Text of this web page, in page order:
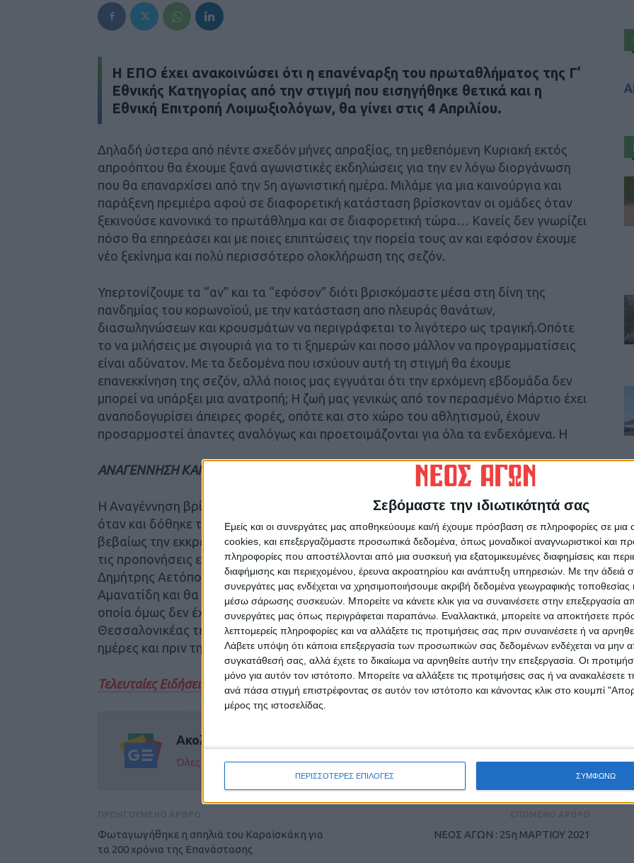
Σεβόμαστε την ιδιωτικότητά σας
Εμείς και οι συνεργάτες μας αποθηκεύουμε και/ή έχουμε πρόσβαση σε πληροφορίες σε
cookies, και επεξεργαζόμαστε προσωπικά δεδομένα, όπως μοναδικοί αναγνωριστικοί και
πληροφορίες που αποστέλλονται από μια συσκευή για εξατομικευμένες διαφημίσεις και
διαφήμισης και περιεχομένου, έρευνα ακροατηρίου και ανάπτυξη υπηρεσιών. Με την άδειά
συνεργάτες μας ενδέχεται να χρησιμοποιήσουμε ακριβή δεδομένα γεωγραφικής τοποθεσίας
μέσω σάρωσης συσκευών. Μπορείτε να κάνετε κλικ για να συναινέσετε στην επεξεργασία
συνεργάτες μας όπως περιγράφεται παραπάνω. Εναλλακτικά, μπορείτε να αποκτήσετε
λεπτομερείς πληροφορίες και να αλλάξετε τις προτιμήσεις σας πριν συναινέσετε ή να
Λάβετε υπόψη ότι κάποια επεξεργασία των προσωπικών σας δεδομένων ενδέχεται να μην
συγκατάθεσή σας, αλλά έχετε το δικαίωμα να αρνηθείτε αυτήν την επεξεργασία. Οι
μόνο για αυτόν τον ιστότοπο. Μπορείτε να αλλάξετε τις προτιμήσεις σας ή να ανακαλέσετε
ανά πάσα στιγμή επιστρέφοντας σε αυτόν τον ιστότοπο και κάνοντας κλικ στο κουμπί
μέρος της ιστοσελίδας.
ΠΕΡΙΣΣΟΤΕΡΕΣ ΕΠΙΛΟΓΕΣ ΣΥΜΦΩΝΩ
Η ΕΠΟ έχει ανακοινώσει ότι η επανέναρξη του πρωταθλήματος της Γ’
Εθνικής Κατηγορίας από την στιγμή που εισηγήθηκε θετικά και η
Εθνική Επιτροπή Λοιμωξιολόγων, θα γίνει στις 4 Απριλίου.
Δηλαδή ύστερα από πέντε σχεδόν μήνες απραξίας, τη μεθεπόμενη Κυριακή εκτός
απροόπτου θα έχουμε ξανά αγωνιστικές εκδηλώσεις για την εν λόγω διοργάνωση
που θα επαναρχίσει από την 5η αγωνιστική ημέρα. Μιλάμε για μια καινούργια και
παράξενη πρεμιέρα αφού σε διαφορετική κατάσταση βρίσκονταν οι ομάδες όταν
ξεκινούσε κανονικά το πρωτάθλημα και σε διαφορετική τώρα… Κανείς δεν γνωρίζει
πόσο θα επηρεάσει και με ποιες επιπτώσεις την πορεία τους αν και εφόσον έχουμε
νέο ξεκίνημα και πολύ περισσότερο ολοκλήρωση της σεζόν.
Υπερτονίζουμε τα “αν” και τα “εφόσον” διότι βρισκόμαστε μέσα στη δίνη της
πανδημίας του κορωνοϊού, με την κατάσταση απο πλευράς θανάτων,
διασωληνώσεων και κρουσμάτων να περιγράφεται το λιγότερο ως τραγική.Οπότε
το να μιλήσεις με σιγουριά για το τι ξημερών και ποσο μάλλον να προγραμματίσεις
είναι αδύνατον. Με τα δεδομένα που ισχύουν αυτή τη στιγμή θα έχουμε
επανεκκίνηση της σεζόν, αλλά ποιος μας εγγυάται ότι την ερχόμενη εβδομάδα δεν
μπορεί να υπάρξει μια ανατροπή; Η ζωή μας γενικώς από τον περασμένο Μάρτιο έχει
αναποδογυρίσει άπειρες φορές, οπότε και στο χώρο του αθλητισμού, έχουν
προσαρμοστεί άπαντες αναλόγως και προετοιμάζονται για όλα τα ενδεχόμενα. Η
ΑΝΑΓΕΝΝΗΣΗ ΚΑΙ Ο ΠΡΟΠΟΝΗΤΗΣ
Η Αναγέννηση βρίσκεται σε ρυθμούς προπόνησης από την προηγούμενη εβδομάδα,
όταν και δόθηκε το “πράσινο φως” από τη Γενική Γραμματεία Αθλητισμού. Εχει
βεβαίως την εκκρεμότητα της διαδοχής του Μιχάλη Ζιώγα στην τεχνική ηγεσία και
τις προπονήσεις επιμελείται αυτό το διάστημα στο “Γιώργος Μπαζής” ο γυμναστής
Δημήτρης Αετόπουλος. Υπάρχει, ως γνωστόν, ανοιχτή επαφή με τον Περικλή
Αμανατίδη και θα λεγε κανεις μια πρώτη προσέγγιση και συμφωνία για συνεργασία η
οποία όμως δεν έχει πιστοποιηθεί επί της πράξης, δηλαδή με το ν’ αναλάβει ο
Θεσσαλονικέας τεχνικός τα ηνία άμεσα. Το κατά πόσο αυτό θα συμβεί τις επόμενες
ημέρες και πριν την έναρξη του πρωταθλήματος, είναι κάτι που θα το δούμε.
Τελευταίες Ειδήσεις Σήμερα
Ακολούθησε την εφημερίδα ΝΕΟΣ ΑΓΩΝ στο Google News!
Όλες οι εξελίξεις στην περιοχή της Καρδίτσας και ευρύτερα της Θεσσαλίας
Φωταγωγήθηκε η σπηλιά του Καραϊσκάκη για
τα 200 χρόνια της Επανάστασης
ΝΕΟΣ ΑΓΩΝ : 25η ΜΑΡΤΙΟΥ 2021